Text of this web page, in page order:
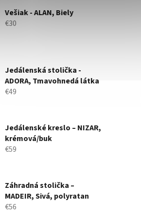
Vešiak - ALAN, Biely
€30
Jedálenská stolička -
ADORA, Tmavohnedá látka
€49
Jedálenské kreslo – NIZAR,
krémová/buk
€59
Záhradná stolička –
MADEIR, Sivá, polyratan
€56